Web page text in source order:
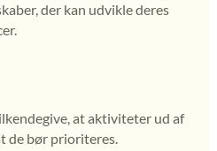
der kan udvikle deres
at aktiviteter ud af
de bør prioriteres.